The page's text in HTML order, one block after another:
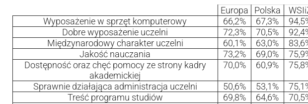
Europa Polska
Wyposażenie w sprzęt komputerowy
66,2% 67,3%
Dobre wyposażenie uczelni
72,3% 70,5%
Międzynarodowy charakter uczelni
60,1% 63,0%
Jakość nauczania
73,2% 69,0%
Dostępność oraz chęć pomocy ze strony kadry
akademickiej
70,0% 60,9%
Sprawnie działająca administracja uczelni 50,6% 53,1%
Treść programu studiów
69,8% 64,6%